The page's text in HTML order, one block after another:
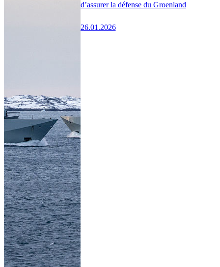
d’assurer la défense du Groenland
26.01.2026